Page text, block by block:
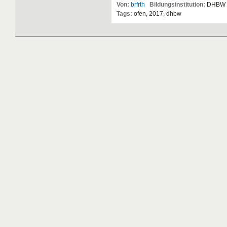
Von: brfrth Bildungsinstitution:
Tags: ofen, 2017, dhbw